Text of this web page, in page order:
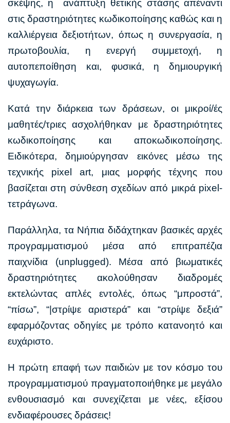
σκέψης, η ανάπτυξη θετικής στάσης απέναντι
στις δραστηριότητες κωδικοποίησης καθώς και η
καλλιέργεια δεξιοτήτων, όπως η συνεργασία, η
πρωτοβουλία, η ενεργή συμμετοχή, η
αυτοπεποίθηση και, φυσικά, η δημιουργική
ψυχαγωγία.
Κατά την διάρκεια των δράσεων, οι μικροί/ές
μαθητές/τριες ασχολήθηκαν με δραστηριότητες
κωδικοποίησης και αποκωδικοποίησης.
Ειδικότερα, δημιούργησαν εικόνες μέσω της
τεχνικής pixel art, μιας μορφής τέχνης που
βασίζεται στη σύνθεση σχεδίων από μικρά pixel-
τετράγωνα.
Παράλληλα, τα Νήπια διδάχτηκαν βασικές αρχές
προγραμματισμού μέσα από επιτραπέζια
παιχνίδια (unplugged). Mέσα από βιωματικές
δραστηριότητες ακολούθησαν διαδρομές
εκτελώντας απλές εντολές, όπως “μπροστά”,
“πίσω”, “|στρίψε αριστερά” και “στρίψε δεξιά”
εφαρμόζοντας οδηγίες με τρόπο κατανοητό και
ευχάριστο.
Η πρώτη επαφή των παιδιών με τον κόσμο του
προγραμματισμού πραγματοποιήθηκε με μεγάλο
ενθουσιασμό και συνεχίζεται με νέες, εξίσου
ενδιαφέρουσες δράσεις!